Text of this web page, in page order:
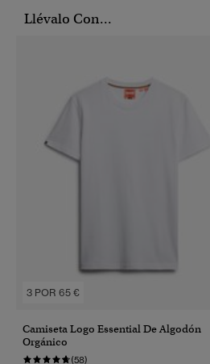
Llévalo Con...
3 POR 65 €
Camiseta Logo Essential De Algodón
Orgánico
(58)